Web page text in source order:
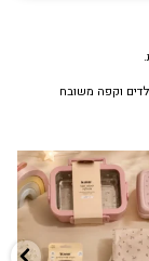
וקפה משובח
החדשה
9